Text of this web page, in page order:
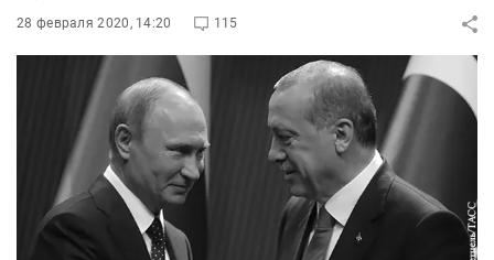
28 февраля 2020, 14:20 115